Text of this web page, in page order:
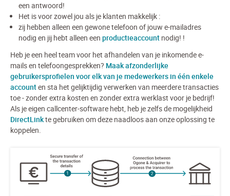
een antwoord!
Het is voor zowel jou als je klanten makkelijk :
zij hebben alleen een gewone telefoon of jouw e-mailadres
nodig en jij hebt alleen een productieaccount nodig! !
Heb je een heel team voor het afhandelen van je inkomende e-
mails en telefoongesprekken? Maak afzonderlijke
gebruikersprofielen voor elk van je medewerkers in één enkele
accounten sta het gelijktijdig verwerken van meerdere transacties
toe - zonder extra kosten en zonder extra werklast voor je bedrijf!
Als je eigen callcenter-software hebt, heb je zelfs de mogelijkheid
DirectLinkte gebruiken om deze naadloos aan onze oplossing te
koppelen.